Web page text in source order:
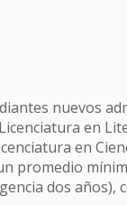
nuevos
en
en
promedio
dos